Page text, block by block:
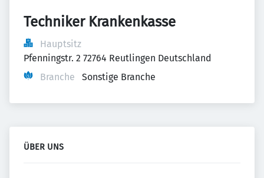
Techniker Krankenkasse
Hauptsitz
Pfenningstr. 2 72764 Reutlingen Deutschland
Branche
Sonstige Branche
ÜBER UNS